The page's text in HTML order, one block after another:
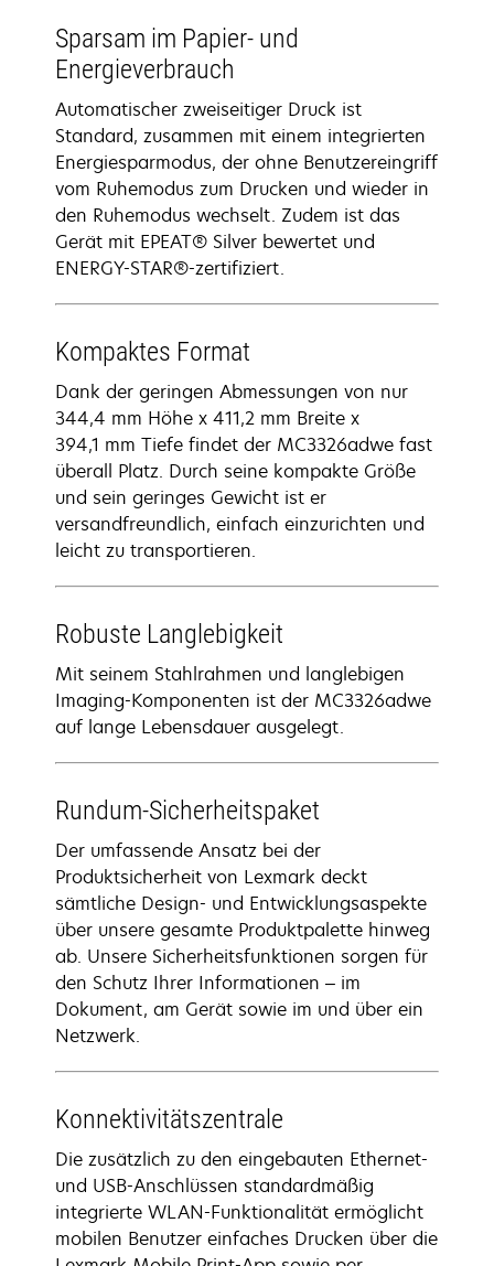
Sparsam im Papier- und
Energieverbrauch
Automatischer zweiseitiger Druck ist
Standard, zusammen mit einem integrierten
Energiesparmodus, der ohne Benutzereingriff
vom Ruhemodus zum Drucken und wieder in
den Ruhemodus wechselt. Zudem ist das
Gerät mit EPEAT® Silver bewertet und
ENERGY-STAR®-zertifiziert.
Kompaktes Format
Dank der geringen Abmessungen von nur
344,4 mm Höhe x 411,2 mm Breite x
394,1 mm Tiefe findet der MC3326adwe fast
überall Platz. Durch seine kompakte Größe
und sein geringes Gewicht ist er
versandfreundlich, einfach einzurichten und
leicht zu transportieren.
Robuste Langlebigkeit
Mit seinem Stahlrahmen und langlebigen
Imaging-Komponenten ist der MC3326adwe
auf lange Lebensdauer ausgelegt.
Rundum-Sicherheitspaket
Der umfassende Ansatz bei der
Produktsicherheit von Lexmark deckt
sämtliche Design- und Entwicklungsaspekte
über unsere gesamte Produktpalette hinweg
ab. Unsere Sicherheitsfunktionen sorgen für
den Schutz Ihrer Informationen – im
Dokument, am Gerät sowie im und über ein
Netzwerk.
Konnektivitätszentrale
Die zusätzlich zu den eingebauten Ethernet-
und USB-Anschlüssen standardmäßig
integrierte WLAN-Funktionalität ermöglicht
mobilen Benutzer einfaches Drucken über die